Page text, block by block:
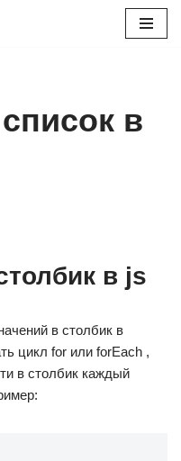
в
в js
в столбик в
цикл for или forEach ,
в столбик каждый